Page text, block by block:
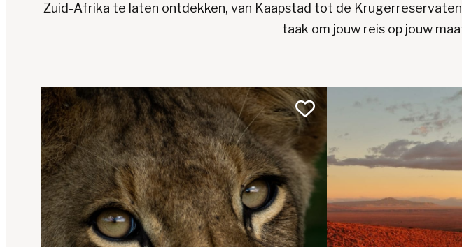
Zuid-Afrika te laten ontdekken, van Kaapstad tot de
taak om jouw reis op jouw